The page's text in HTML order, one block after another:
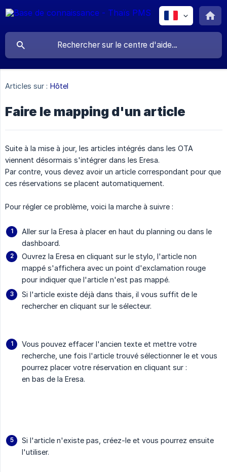
Articles sur : Hôtel
Faire le mapping d'un article
Suite à la mise à jour, les articles intégrés dans les OTA
viennent désormais s'intégrer dans les Eresa.
Par contre, vous devez avoir un article correspondant pour que
ces réservations se placent automatiquement.
Pour régler ce problème, voici la marche à suivre :
Aller sur la Eresa à placer en haut du planning ou dans le
dashboard.
Ouvrez la Eresa en cliquant sur le stylo, l'article non
mappé s'affichera avec un point d'exclamation rouge
pour indiquer que l'article n'est pas mappé.
Si l'article existe déjà dans thais, il vous suffit de le
rechercher en cliquant sur le sélecteur.
Vous pouvez effacer l'ancien texte et mettre votre
recherche, une fois l'article trouvé sélectionner le et vous
pourrez placer votre réservation en cliquant sur :
en bas de la Eresa.
Si l'article n'existe pas, créez-le et vous pourrez ensuite
l'utiliser.